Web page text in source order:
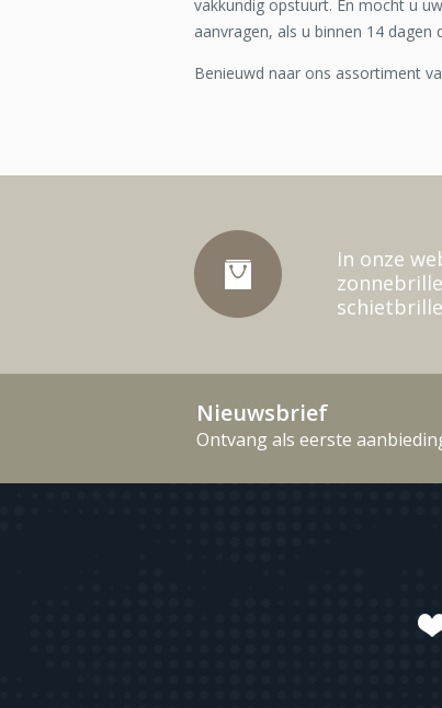
vakkundig opstuurt. En mocht u
aanvragen, als u binnen 14 dagen
Benieuwd naar ons assortiment
In onze
Nieuwsbrief
Ontvang als eerste